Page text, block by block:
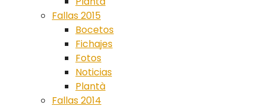
Fallas 2015
Bocetos
Fichajes
Fotos
Noticias
Plantà
Fallas 2014